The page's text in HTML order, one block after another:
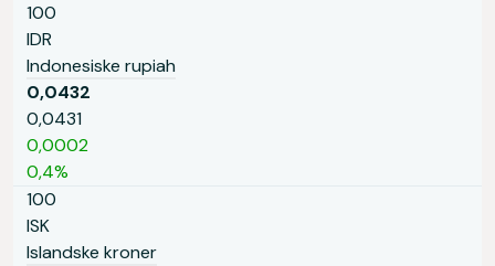
100
IDR
Indonesiske rupiah
0,0432
0,0431
0,0002
0,4%
100
ISK
Islandske kroner